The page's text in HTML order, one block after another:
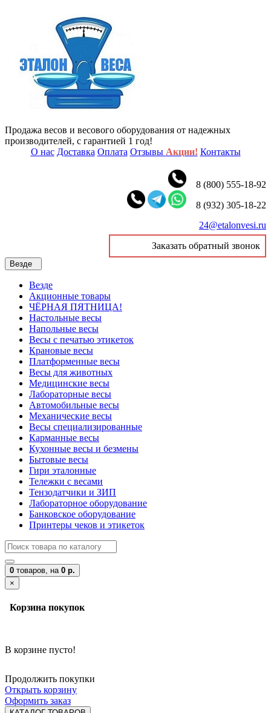
Продажа весов и весового оборудования от надежных
производителей, с гарантией 1 год!
О нас Доставка Оплата Отзывы Акции! Контакты
8 (800) 555-18-92
8 (932) 305-18-22
24@etalonvesi.ru
Заказать обратный звонок
Везде
Везде
Акционные товары
ЧЁРНАЯ ПЯТНИЦА!
Настольные весы
Напольные весы
Весы с печатью этикеток
Крановые весы
Платформенные весы
Весы для животных
Медицинские весы
Лабораторные весы
Автомобильные весы
Механические весы
Весы специализированные
Карманные весы
Кухонные весы и безмены
Бытовые весы
Гири эталонные
Тележки с весами
Тензодатчики и ЗИП
Лабораторное оборудование
Банковское оборудование
Принтеры чеков и этикеток
0 товаров, на 0 р.
×
Корзина покупок
В корзине пусто!
Продолжить покупки
Открыть корзину
Оформить заказ